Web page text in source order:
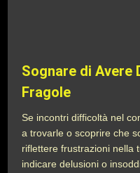
Sognare di Avere
Fragole
Se incontri difficoltà nel
a trovarle o scoprire che
riflettere frustrazioni nella
indicare delusioni o